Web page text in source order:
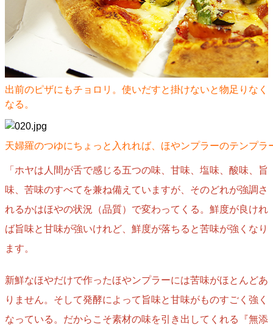
出前のピザにもチョロリ。使いだすと掛けないと物足りなく
なる。
天婦羅のつゆにちょっと入れれば、ほやンプラーのテンプ
「ホヤは人間が舌で感じる五つの味、甘味、塩味、酸味、旨
味、苦味のすべてを兼ね備えていますが、そのどれが強調さ
れるかはほやの状況（品質）で変わってくる。鮮度が良けれ
ば旨味と甘味が強いけれど、鮮度が落ちると苦味が強くなり
ます。
新鮮なほやだけで作ったほやンプラーには苦味がほとんどあ
りません。そして発酵によって旨味と甘味がものすごく強く
なっている。だからこそ素材の味を引き出してくれる『無添